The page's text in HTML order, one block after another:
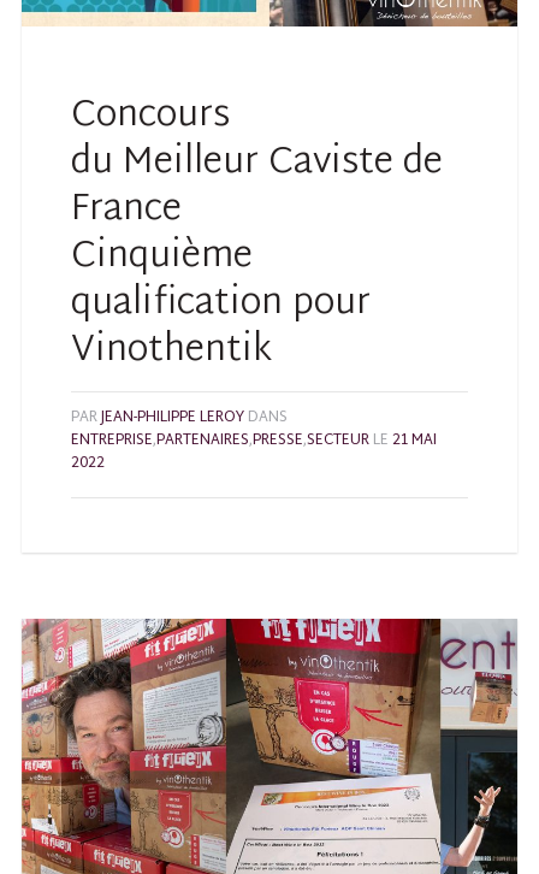
Concours
du Meilleur Caviste de
France
Cinquième
qualification pour
Vinothentik
PARJEAN-PHILIPPE LEROYDANS
ENTREPRISE,PARTENAIRES,PRESSE,SECTEURLE21 MAI
2022